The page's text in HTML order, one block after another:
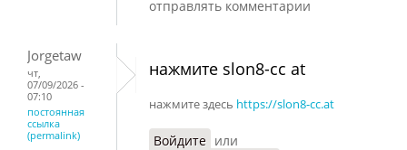
отправлять комментарии
Jorgetaw
чт,
07/09/2026 -
07:10
постоянная
ссылка
(permalink)
нажмите slon8-cc at
нажмите здесь https://slon8-cc.at
Войдите или